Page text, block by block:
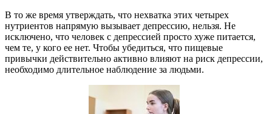
В то же время утверждать, что нехватка этих четырех
нутриентов напрямую вызывает депрессию, нельзя. Не
исключено, что человек с депрессией просто хуже питается,
чем те, у кого ее нет. Чтобы убедиться, что пищевые
привычки действительно активно влияют на риск депрессии,
необходимо длительное наблюдение за людьми.